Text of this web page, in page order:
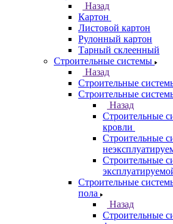
Назад
Картон
Листовой картон
Рулонный картон
Тарный склеенный
Строительные системы
Назад
Строительные
Строительные
Назад
Строительные
кровли
Строительные
Строительные
Строительные
пола
Назад
Строительные